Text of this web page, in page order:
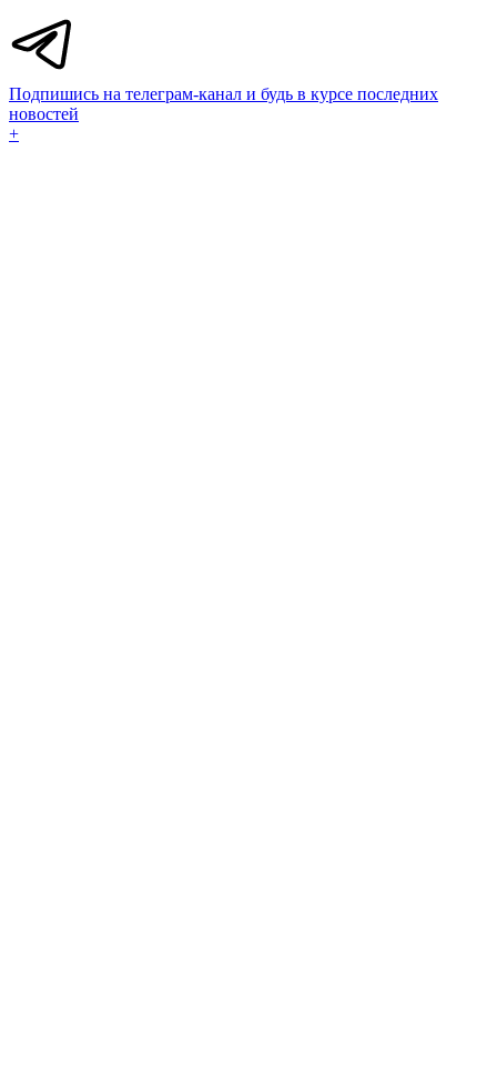
Подпишись на телеграм-канал и будь в курсе последних
новостей
+